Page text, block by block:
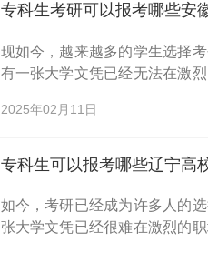
专科生考研可以报考哪些安
现如今，越来越多的学生选择
有一张大学文凭已经无法在激
可以报考的安徽省部分
2025年02月11日
专科生可以报考哪些辽宁高
如今，考研已经成为许多人的
张大学文凭已经很难在激烈的